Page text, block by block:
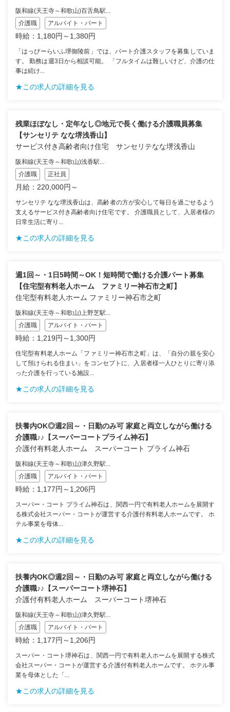
阪和線(天王寺～和歌山)百舌鳥駅...
介護職
アルバイト・パート
時給：1,180円～1,380円
「はっぴーらいふ堺御陵前」では、パート介護スタッフを募集していま
す。 勤務は週3日から相談可能。 「フルタイムは難しいけど、介護の仕
事は続け...
★この求人の詳細を見る
残業ほぼなし・定年なし◎地元で長く働ける介護職員募集
【サンセリテ なな堺浅香山】
サービス付き高齢者向け住宅 サンセリテなな堺浅香山
阪和線(天王寺～和歌山)浅香駅...
介護職
正社員
月給：220,000円～
サンセリテ なな堺浅香山は、高齢者の方が安心して毎日を過ごせるよう
支えるサービス付き高齢者向け住宅です。 介護職員として、入居者様の
日常生活に寄り...
★この求人の詳細を見る
週1回～・1日5時間～OK！短時間で働ける介護パート募集
【住宅型有料老人ホーム ファミリー神石市之町】
住宅型有料老人ホーム ファミリー神石市之町
阪和線(天王寺～和歌山)上野芝駅...
介護職
アルバイト・パート
時給：1,219円～1,300円
住宅型有料老人ホーム「ファミリー神石市之町」は、「自分の親を安心
して預けられる住まい」をコンセプトに、入居者様一人ひとりに寄り添
った介護を行っている施設...
★この求人の詳細を見る
扶養内OK◎週2回～・日勤のみ可 家庭と両立しながら働ける
介護職♪♪【スーパーコートプライム神石】
介護付有料老人ホーム スーパーコート プライム神石
阪和線(天王寺～和歌山)津久野駅...
介護職
アルバイト・パート
時給：1,177円～1,206円
スーパー・コート プライム神石は、関西一円で有料老人ホームを展開す
る株式会社スーパー・コートが運営する介護付有料老人ホームです。 ホ
テル事業を母体...
★この求人の詳細を見る
扶養内OK◎週2回～・日勤のみ可 家庭と両立しながら働ける
介護職♪♪【スーパーコート堺神石】
介護付有料老人ホーム スーパーコート堺神石
阪和線(天王寺～和歌山)津久野駅...
介護職
アルバイト・パート
時給：1,177円～1,206円
スーパー・コート堺神石は、関西一円で有料老人ホームを展開する株式
会社スーパー・コートが運営する介護付有料老人ホームです。 ホテル事
業を母体とした「...
★この求人の詳細を見る